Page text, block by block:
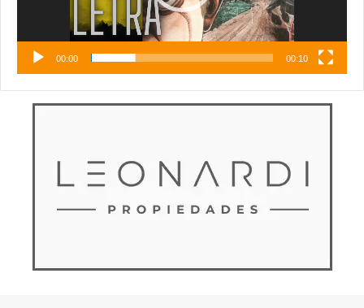
00:00 00:10